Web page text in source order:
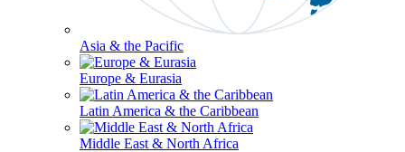
Asia & the Pacific
Europe & Eurasia
Latin America & the Caribbean
Middle East & North Africa